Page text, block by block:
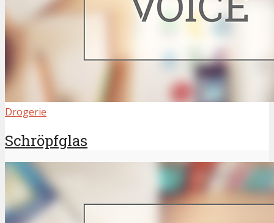
Drogerie
Schröpfglas